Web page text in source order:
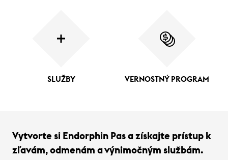
SLUŽBY VERNOSTNÝ PROGRAM
Vytvorte si Endorphin Pas a získajte prístup k
zľavám, odmenám a výnimočným službám.